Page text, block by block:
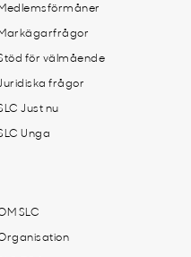
för välmående
frågor
Just nu
Unga
SLC